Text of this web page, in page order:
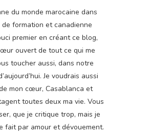
du monde marocaine dans
de formation et canadienne
premier en créant ce blog,
ouvert de tout ce qui me
toucher aussi, dans notre
Je voudrais aussi
mon cœur, Casablanca et
toutes deux ma vie. Vous
que je critique trop, mais je
fait par amour et dévouement.